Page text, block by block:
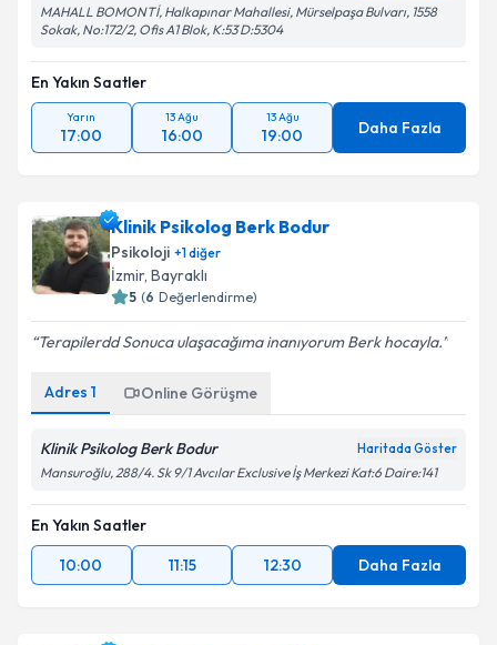
MAHALL BOMONTİ, Halkapınar Mahallesi, Mürselpaşa Bulvarı, 1558
Sokak, No:172/2, Ofis A1 Blok, K:53 D:5304
En Yakın Saatler
Yarın
17:00
13 Ağu
16:00
13 Ağu
19:00 Daha Fazla
Klinik Psikolog Berk Bodur
Psikoloji +1diğer
İzmir, Bayraklı
5 (6 Değerlendirme)
Terapilerdd Sonuca ulaşacağıma inanıyorum Berk hocayla.
Adres 1 Online Görüşme
Klinik Psikolog Berk Bodur Haritada Göster
Mansuroğlu, 288/4. Sk 9/1 Avcılar Exclusive İş Merkezi Kat:6 Daire:141
En Yakın Saatler
10:00
11:15 12:30 Daha Fazla